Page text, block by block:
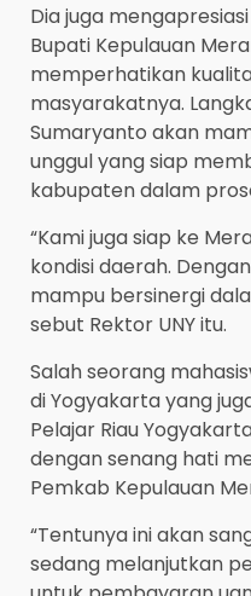
Dia juga
Bupati Kepulauan
memperhatikan
masyarakatnya.
Sumaryanto akan
unggul yang siap
kabupaten dalam
“Kami juga siap ke
kondisi daerah.
mampu bersinergi
sebut Rektor UNY itu.
Salah seorang
di Yogyakarta yang
Pelajar Riau
dengan senang hati
Pemkab Kepulauan
“Tentunya ini akan
sedang melanjutkan